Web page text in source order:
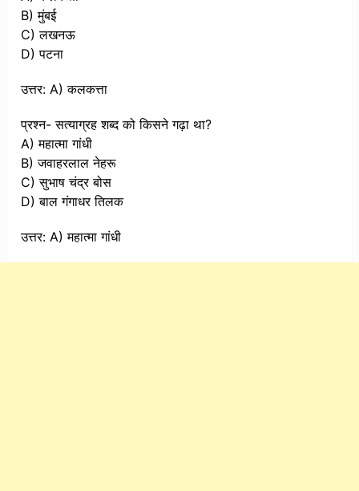
B) मुंबई
C) लखनऊ
D) पटना
उत्तर: A) कलकत्ता
प्रश्न- सत्याग्रह शब्द को किसने गढ़ा था?
A) महात्मा गांधी
B) जवाहरलाल नेहरू
C) सुभाष चंद्र बोस
D) बाल गंगाधर तिलक
उत्तर: A) महात्मा गांधी